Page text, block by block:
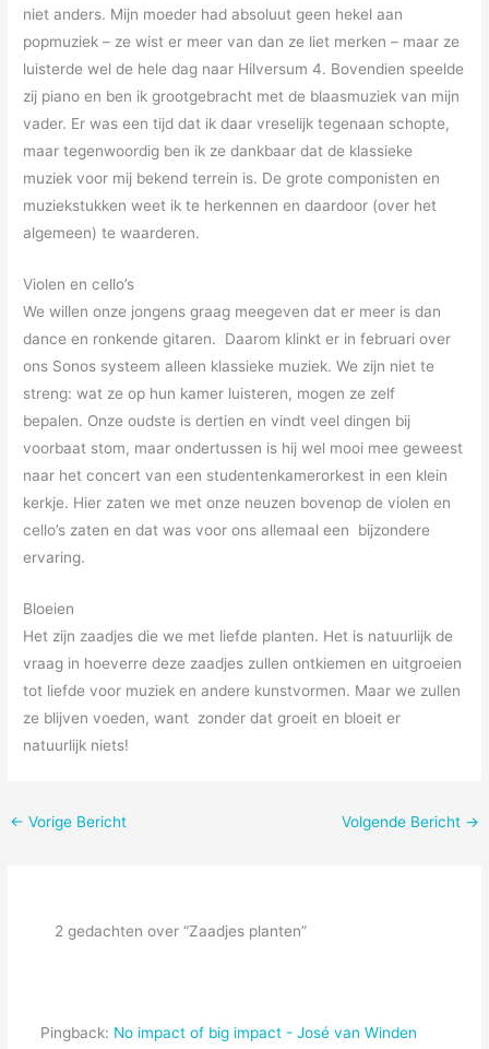
niet anders. Mijn moeder had absoluut geen hekel aan
popmuziek – ze wist er meer van dan ze liet merken – maar ze
luisterde wel de hele dag naar Hilversum 4. Bovendien speelde
zij piano en ben ik grootgebracht met de blaasmuziek van mijn
vader. Er was een tijd dat ik daar vreselijk tegenaan schopte,
maar tegenwoordig ben ik ze dankbaar dat de klassieke
muziek voor mij bekend terrein is. De grote componisten en
muziekstukken weet ik te herkennen en daardoor (over het
algemeen) te waarderen.
Violen en cello’s
We willen onze jongens graag meegeven dat er meer is dan
dance en ronkende gitaren. Daarom klinkt er in februari over
ons Sonos systeem alleen klassieke muziek. We zijn niet te
streng: wat ze op hun kamer luisteren, mogen ze zelf
bepalen. Onze oudste is dertien en vindt veel dingen bij
voorbaat stom, maar ondertussen is hij wel mooi mee geweest
naar het concert van een studentenkamerorkest in een klein
kerkje. Hier zaten we met onze neuzen bovenop de violen en
cello’s zaten en dat was voor ons allemaal een bijzondere
ervaring.
Bloeien
Het zijn zaadjes die we met liefde planten. Het is natuurlijk de
vraag in hoeverre deze zaadjes zullen ontkiemen en uitgroeien
tot liefde voor muziek en andere kunstvormen. Maar we zullen
ze blijven voeden, want zonder dat groeit en bloeit er
natuurlijk niets!
← Vorige Bericht Volgende Bericht →
2 gedachten over “Zaadjes planten”
Pingback: No impact of big impact - José van Winden